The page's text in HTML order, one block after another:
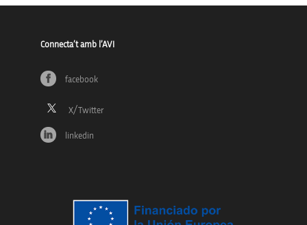
Connecta’t amb l’AVI
facebook
linkedin